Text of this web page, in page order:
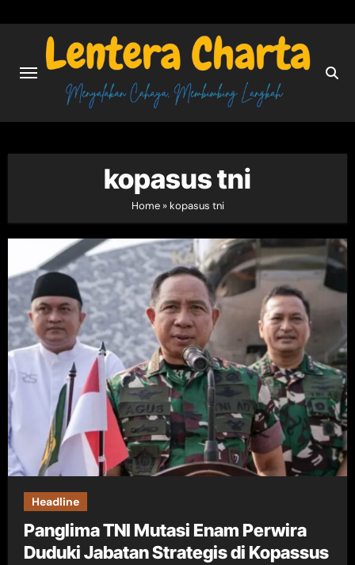
kopasus tni
Home» kopasus tni
Headline
Panglima TNI Mutasi Enam Perwira
Duduki Jabatan Strategis di Kopassus